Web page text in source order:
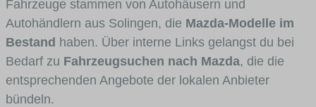
Fahrzeuge stammen von Autohäusern und
Autohändlern aus Solingen, die Mazda-Modelle im
Bestand haben. Über interne Links gelangst du bei
Bedarf zu Fahrzeugsuchen nach Mazda, die die
entsprechenden Angebote der lokalen Anbieter
bündeln.